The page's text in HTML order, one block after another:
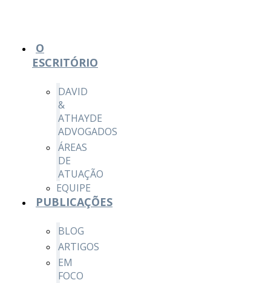
O
ESCRITÓRIO
DAVID
&
ATHAYDE
ADVOGADOS
ÁREAS
DE
ATUAÇÃO
EQUIPE
PUBLICAÇÕES
BLOG
ARTIGOS
EM
FOCO